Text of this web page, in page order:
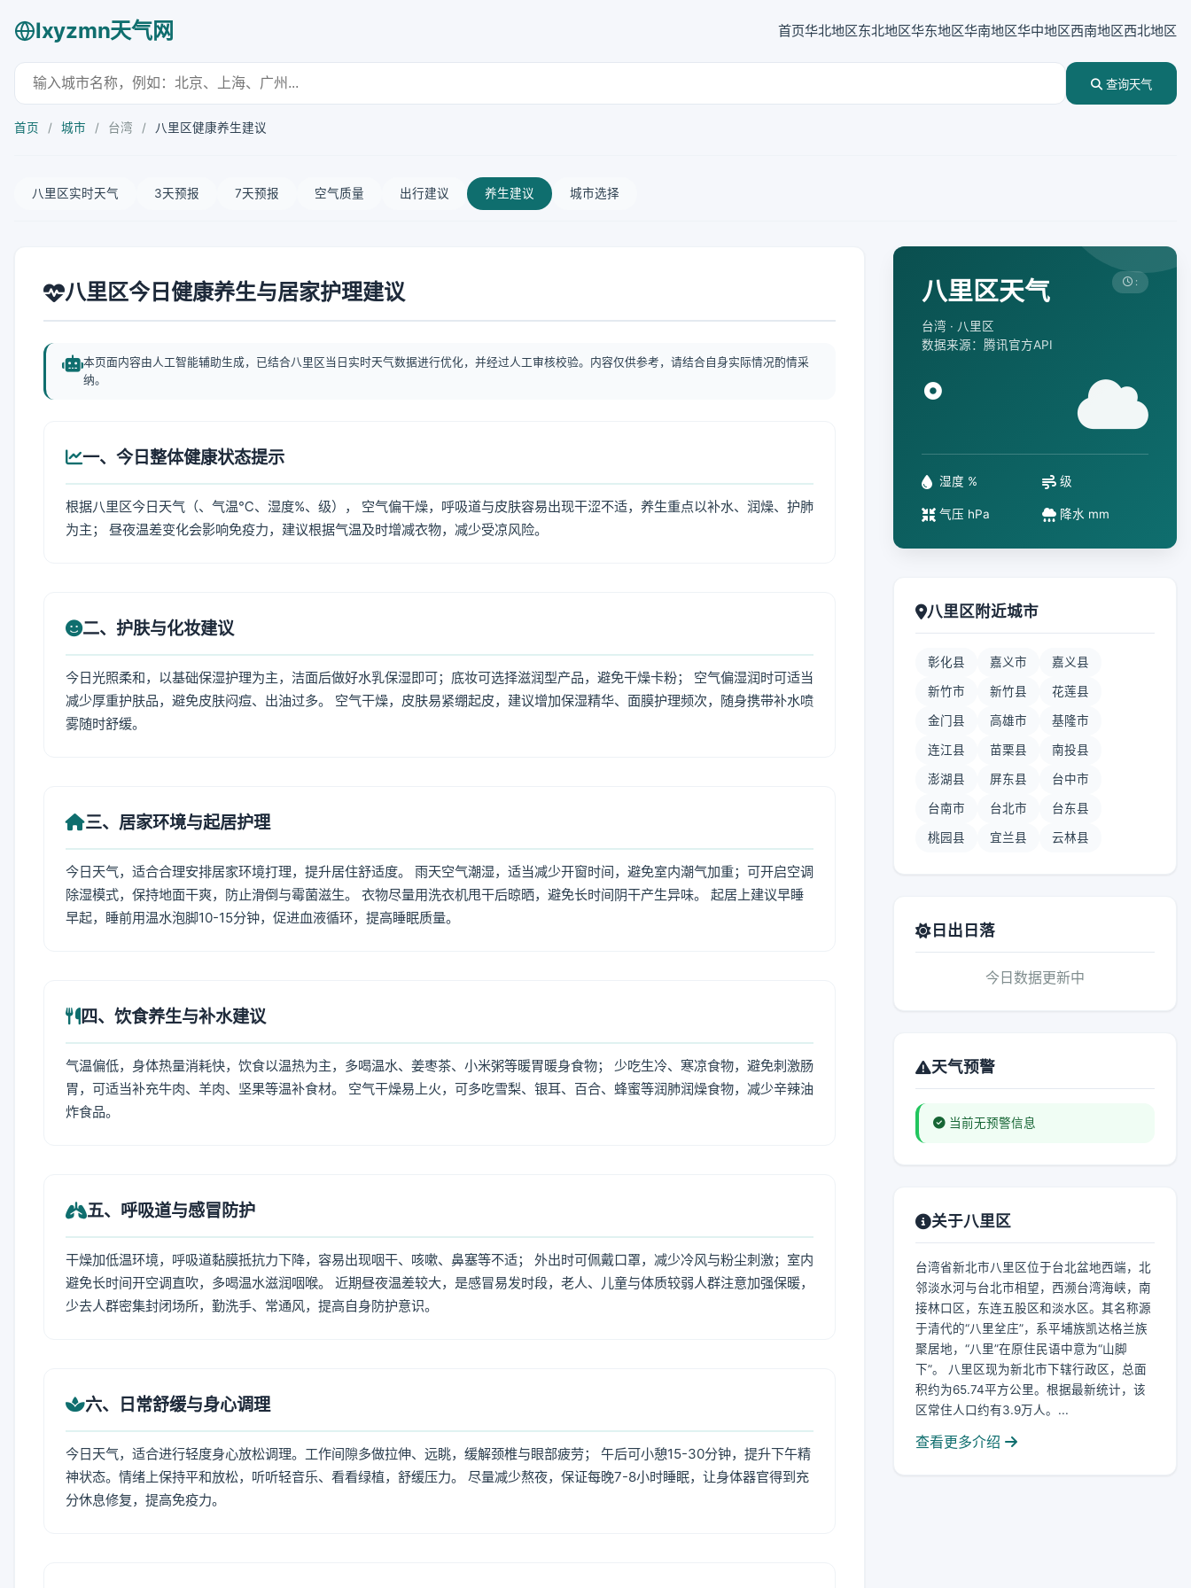
lxyzmn天气网 首页华北地区东北地区华东地区华南地区华中地区西南地区西北地区
查询天气
首页 / 城市 / 台湾 / 八里区健康养生建议
八里区实时天气 3天预报 7天预报 空气质量 出行建议 养生建议 城市选择
八里区今日健康养生与居家护理建议
本页面内容由人工智能辅助生成，已结合八里区当日实时天气数据进行优化，并经过人工审核校验。内容仅供参考，请结合自身实际情况酌情采
纳。
一、今日整体健康状态提示
根据八里区今日天气（、气温℃、湿度%、级）， 空气偏干燥，呼吸道与皮肤容易出现干涩不适，养生重点以补水、润燥、护肺
为主； 昼夜温差变化会影响免疫力，建议根据气温及时增减衣物，减少受凉风险。
二、护肤与化妆建议
今日光照柔和，以基础保湿护理为主，洁面后做好水乳保湿即可；底妆可选择滋润型产品，避免干燥卡粉； 空气偏湿润时可适当
减少厚重护肤品，避免皮肤闷痘、出油过多。 空气干燥，皮肤易紧绷起皮，建议增加保湿精华、面膜护理频次，随身携带补水喷
雾随时舒缓。
三、居家环境与起居护理
今日天气，适合合理安排居家环境打理，提升居住舒适度。 雨天空气潮湿，适当减少开窗时间，避免室内潮气加重；可开启空调
除湿模式，保持地面干爽，防止滑倒与霉菌滋生。 衣物尽量用洗衣机甩干后晾晒，避免长时间阴干产生异味。 起居上建议早睡
早起，睡前用温水泡脚10-15分钟，促进血液循环，提高睡眠质量。
四、饮食养生与补水建议
气温偏低，身体热量消耗快，饮食以温热为主，多喝温水、姜枣茶、小米粥等暖胃暖身食物； 少吃生冷、寒凉食物，避免刺激肠
胃，可适当补充牛肉、羊肉、坚果等温补食材。 空气干燥易上火，可多吃雪梨、银耳、百合、蜂蜜等润肺润燥食物，减少辛辣油
炸食品。
五、呼吸道与感冒防护
干燥加低温环境，呼吸道黏膜抵抗力下降，容易出现咽干、咳嗽、鼻塞等不适； 外出时可佩戴口罩，减少冷风与粉尘刺激；室内
避免长时间开空调直吹，多喝温水滋润咽喉。 近期昼夜温差较大，是感冒易发时段，老人、儿童与体质较弱人群注意加强保暖，
少去人群密集封闭场所，勤洗手、常通风，提高自身防护意识。
六、日常舒缓与身心调理
今日天气，适合进行轻度身心放松调理。工作间隙多做拉伸、远眺，缓解颈椎与眼部疲劳； 午后可小憩15-30分钟，提升下午精
神状态。情绪上保持平和放松，听听轻音乐、看看绿植，舒缓压力。 尽量减少熬夜，保证每晚7-8小时睡眠，让身体器官得到充
分休息修复，提高免疫力。
八里区天气
台湾 · 八里区
数据来源：腾讯官方API
:
°
湿度 % 级
气压 hPa 降水 mm
八里区附近城市
彰化县 嘉义市 嘉义县
新竹市 新竹县 花莲县
金门县 高雄市 基隆市
连江县 苗栗县 南投县
澎湖县 屏东县 台中市
台南市 台北市 台东县
桃园县 宜兰县 云林县
日出日落
今日数据更新中
天气预警
当前无预警信息
关于八里区
台湾省新北市八里区位于台北盆地西端，北
邻淡水河与台北市相望，西濒台湾海峡，南
接林口区，东连五股区和淡水区。其名称源
于清代的“八里坌庄”，系平埔族凯达格兰族
聚居地，“八里”在原住民语中意为“山脚
下”。 八里区现为新北市下辖行政区，总面
积约为65.74平方公里。根据最新统计，该
区常住人口约有3.9万人。...
查看更多介绍